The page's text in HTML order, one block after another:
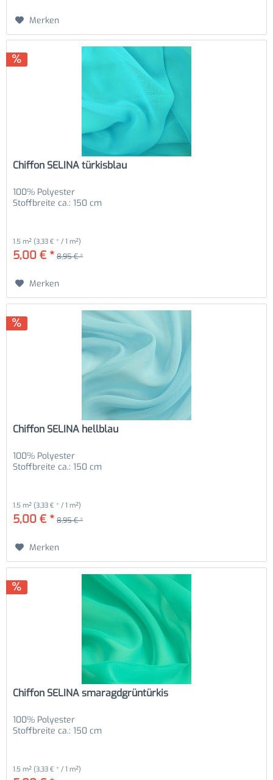
Merken
Chiffon SELINA türkisblau
100% Polyester
Stoffbreite ca.: 150 cm
1.5 m² (3,33 € * / 1 m²)
5,00 € * 8,95 € *
Merken
Chiffon SELINA hellblau
100% Polyester
Stoffbreite ca.: 150 cm
1.5 m² (3,33 € * / 1 m²)
5,00 € * 8,95 € *
Merken
Chiffon SELINA smaragdgrüntürkis
100% Polyester
Stoffbreite ca.: 150 cm
1.5 m² (3,33 € * / 1 m²)